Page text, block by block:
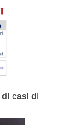
di casi di